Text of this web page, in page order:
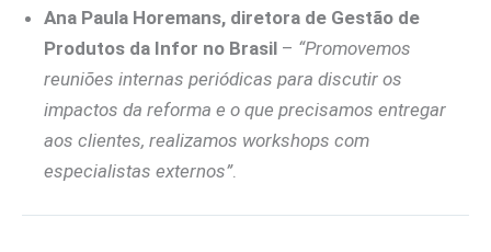
Ana Paula Horemans, diretora de Gestão de
Produtos da Infor no Brasil – “Promovemos
reuniões internas periódicas para discutir os
impactos da reforma e o que precisamos entregar
aos clientes, realizamos workshops com
especialistas externos”.